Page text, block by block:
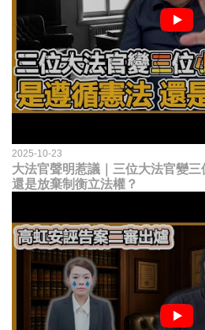
2025-10-23
大法官聲明惹議｜三位大法官變三
還是放棄制衡立法權？